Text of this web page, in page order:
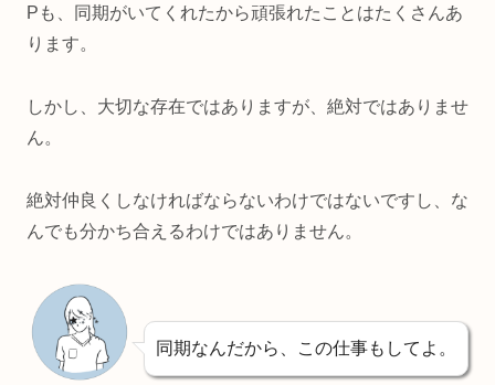
Pも、同期がいてくれたから頑張れたことはたくさんあ
ります。
しかし、大切な存在ではありますが、絶対ではありませ
ん。
絶対仲良くしなければならないわけではないですし、な
んでも分かち合えるわけではありません。
同期なんだから、この仕事もしてよ。